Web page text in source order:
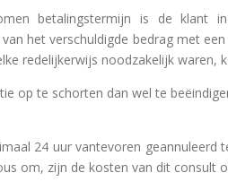
betalingstermijn is de klant
het verschuldigde bedrag met
redelijkerwijs noodzakelijk waren,
op te schorten dan wel te
24 uur vantevoren
om, zijn de kosten van dit consult